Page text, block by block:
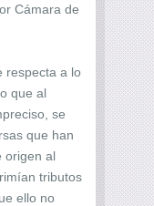
Cámara de
a lo
que al
se
que han
origen al
tributos
ello no